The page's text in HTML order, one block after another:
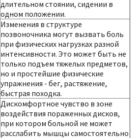
длительном стоянии, сидении в
одном положении.
Изменения в структуре
позвоночника могут вызвать боль
при физических нагрузках разной
интенсивности. Это может быть не
только подъем тяжелых предметов,
но и простейшие физические
упражнения - бег, растяжение,
быстрая походка.
Дискомфортное чувство в зоне
воздействия пораженных дисков,
при котором больной не может
расслабить мышцы самостоятельно